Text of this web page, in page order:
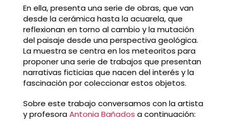
En ella, presenta una serie de obras, que van
desde la cerámica hasta la acuarela, que
reflexionan en torno al cambio y la mutación
del paisaje desde una perspectiva geológica.
La muestra se centra en los meteoritos para
proponer una serie de trabajos que presentan
narrativas ficticias que nacen del interés y la
fascinación por coleccionar estos objetos.
Sobre este trabajo conversamos con la artista
y profesoraAntonia Bañados a continuación: